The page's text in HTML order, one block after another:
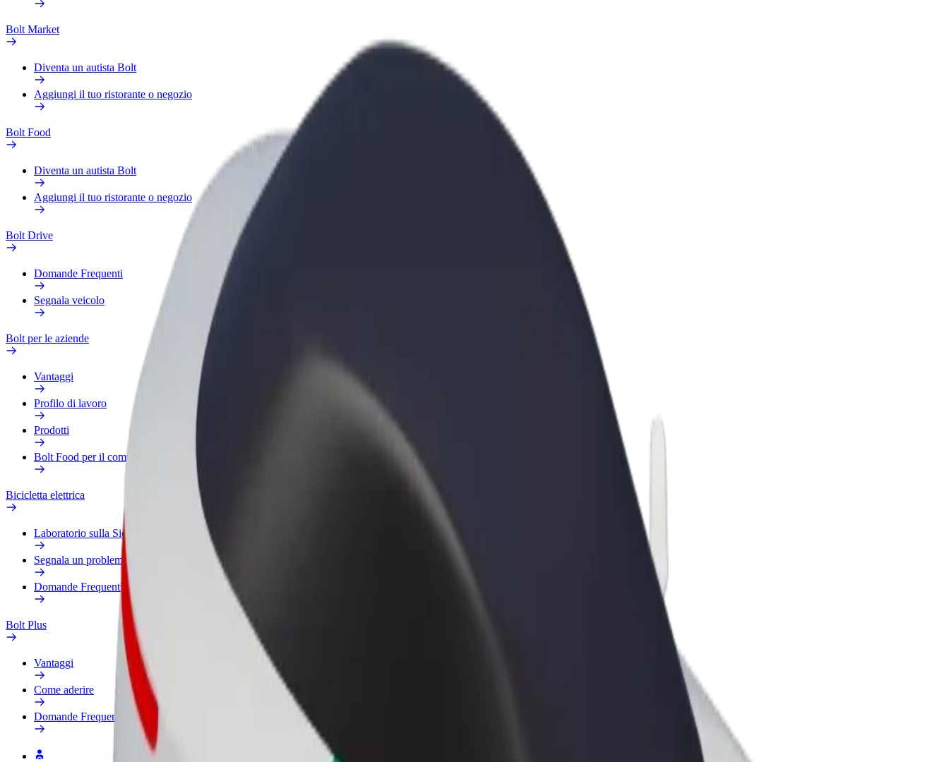
Bolt Market
Diventa un autista Bolt
Aggiungi il tuo ristorante o negozio
Bolt Food
Diventa un autista Bolt
Aggiungi il tuo ristorante o negozio
Bolt Drive
Domande Frequenti
Segnala veicolo
Bolt per le aziende
Vantaggi
Profilo di lavoro
Prodotti
Bolt Food per il commercio
Bicicletta elettrica
Laboratorio sulla Sicurezza
Segnala un problema
Domande Frequenti
Bolt Plus
Vantaggi
Come aderire
Domande Frequenti